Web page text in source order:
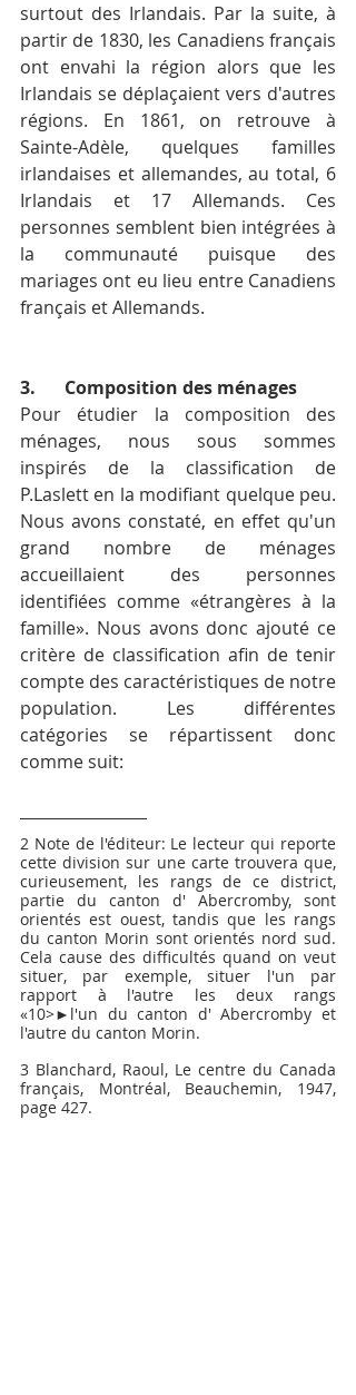
surtout des Irlandais. Par la suite, à
partir de 1830, les Canadiens français
ont envahi la région alors que les
Irlandais se déplaçaient vers d'autres
régions. En 1861, on retrouve à
Sainte-Adèle, quelques familles
irlandaises et allemandes, au total, 6
Irlandais et 17 Allemands. Ces
personnes semblent bien intégrées à
la communauté puisque des
mariages ont eu lieu entre Canadiens
français et Allemands.
3.	Composition des ménages
Pour étudier la composition des
ménages, nous sous sommes
inspirés de la classification de
P.Laslett en la modifiant quelque peu.
Nous avons constaté, en effet qu'un
grand nombre de ménages
accueillaient des personnes
identifiées comme «étrangères à la
famille». Nous avons donc ajouté ce
critère de classification afin de tenir
compte des caractéristiques de notre
population. Les différentes
catégories se répartissent donc
comme suit:
2 Note de l'éditeur: Le lecteur qui reporte
cette division sur une carte trouvera que,
curieusement, les rangs de ce district,
partie du canton d' Abercromby, sont
orientés est ouest, tandis que les rangs
du canton Morin sont orientés nord sud.
Cela cause des difficultés quand on veut
situer, par exemple, situer l'un par
rapport à l'autre les deux rangs
«10>►l'un du canton d' Abercromby et
l'autre du canton Morin.
3 Blanchard, Raoul, Le centre du Canada
français, Montréal, Beauchemin, 1947,
page 427.